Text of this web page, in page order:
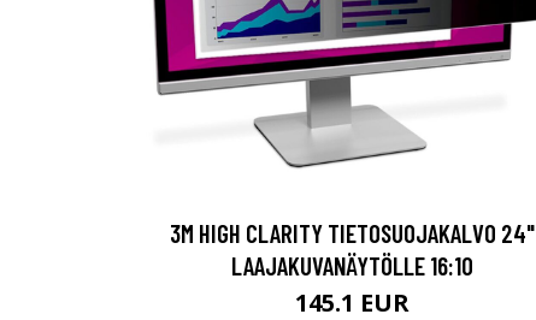
3M HIGH CLARITY TIETOSUOJAKALVO 24"
LAAJAKUVANÄYTÖLLE 16:10
145.1 EUR